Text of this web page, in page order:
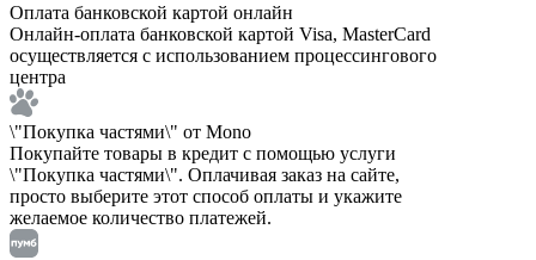
Оплата банковской картой онлайн
Онлайн-оплата банковской картой Visa, MasterCard
осуществляется с использованием процессингового
центра
\"Покупка частями\" от Mono
Покупайте товары в кредит с помощью услуги
\"Покупка частями\". Оплачивая заказ на сайте,
просто выберите этот способ оплаты и укажите
желаемое количество платежей.